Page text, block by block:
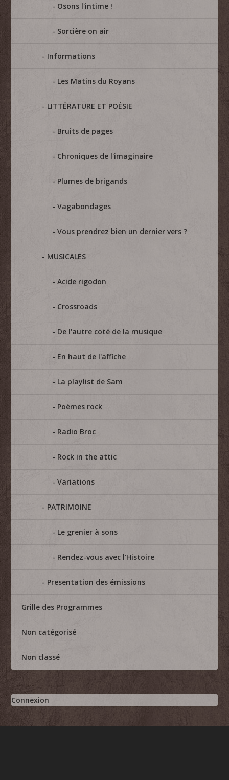
Osons l'intime !
Sorcière on air
Informations
Les Matins du Royans
LITTÉRATURE ET POÉSIE
Bruits de pages
Chroniques de l'imaginaire
Plumes de brigands
Vagabondages
Vous prendrez bien un dernier vers ?
MUSICALES
Acide rigodon
Crossroads
De l'autre coté de la musique
En haut de l'affiche
La playlist de Sam
Poèmes rock
Radio Broc
Rock in the attic
Variations
PATRIMOINE
Le grenier à sons
Rendez-vous avec l'Histoire
Presentation des émissions
Grille des Programmes
Non catégorisé
Non classé
Connexion